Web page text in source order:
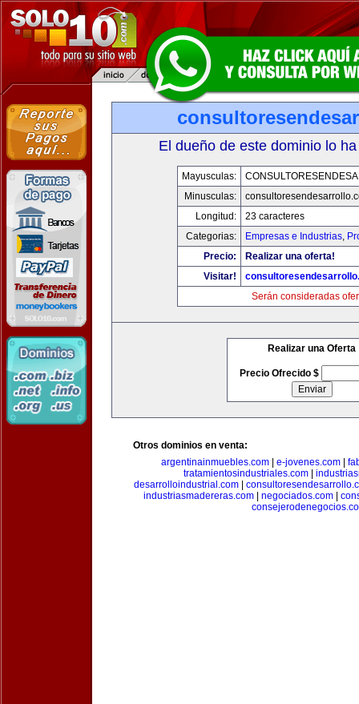
El dueño de este dominio lo
Mayusculas:
Minusculas:
Longitud:
23 caracteres
Categorias:
Empresas e Industrias,
Precio:
Realizar una oferta!
Visitar!
Serán consideradas
Realizar una Oferta
Precio Ofrecido $
Otros dominios en venta:
argentinainmuebles.com| e-jovenes.com|
tratamientosindustriales.com
desarrolloindustrial.com|
industriasmadereras.com
negociados.com